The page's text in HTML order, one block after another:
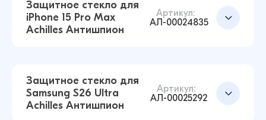
211 ₽
207 ₽211 ₽
Защитное стекло для
iPhone 15 Pro Max
Achilles Антишпион
Артикул:
АЛ-00024835
Защитное стекло для
Samsung S26 Ultra
Achilles Антишпион
Артикул:
АЛ-00025292